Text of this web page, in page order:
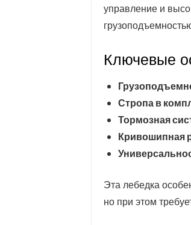
управление и
Ключевые
Стропа в
Тормозная
Кривошипная
Эта лебедка
но при этом